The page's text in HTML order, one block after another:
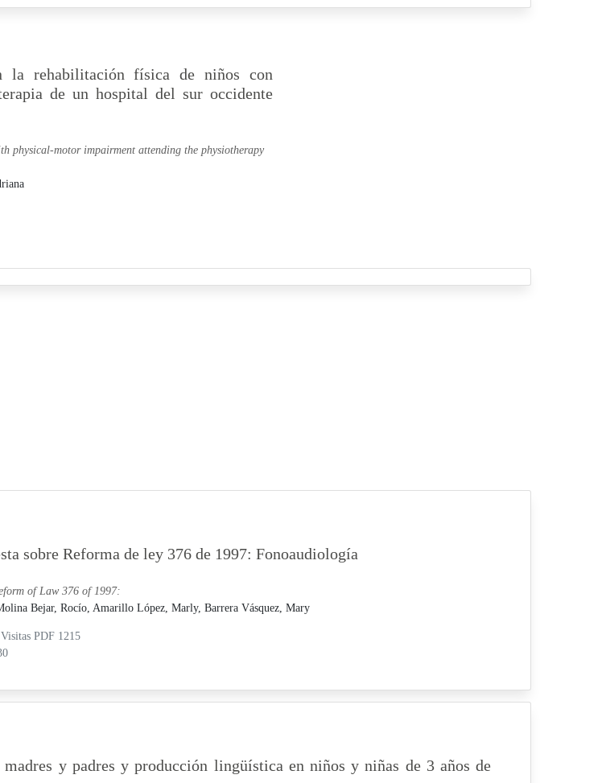
la rehabilitación física de niños con
de un hospital del sur occidente
physical-motor impairment attending the physiotherapy
sobre Reforma de ley 376 de 1997: Fonoaudiología
of Law 376 of 1997:
Bejar, Rocío, Amarillo López, Marly, Barrera Vásquez, Mary
PDF 1215
y padres y producción lingüística en niños y niñas de 3 años de